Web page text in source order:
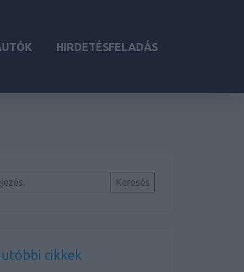
HIRDETÉSFELADÁS
cikkek